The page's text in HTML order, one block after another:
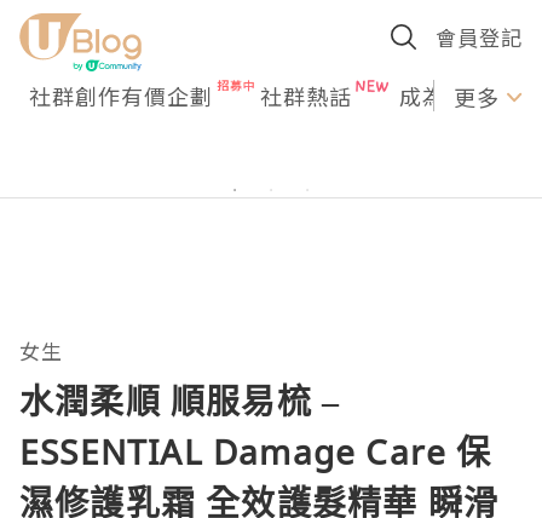
會員登記
社群創作有價企劃 社群熱話 成為U更多
女生
水潤柔順 順服易梳 –
ESSENTIAL Damage Care 保
濕修護乳霜 全效護髮精華 瞬滑